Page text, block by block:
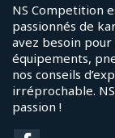
NS Competition
passionnés de
avez besoin
équipements,
nos conseils
irréprochable.
passion !